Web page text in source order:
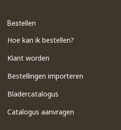
Bestellen
Hoe kan ik bestellen?
Klant worden
Bestellingen importeren
​Bladercatalogus
​Catalogus aanvragen